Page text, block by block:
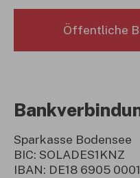
Öffentliche
Sparkasse Bodensee
BIC: SOLADES1KNZ
IBAN: DE18 6905